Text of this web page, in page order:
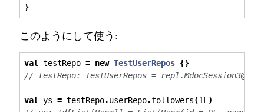
}
このようにして使う:
val testRepo = new TestUserRepos {}
// testRepo: TestUserRepos =
val ys = testRepo.userRepo.followers(1L )